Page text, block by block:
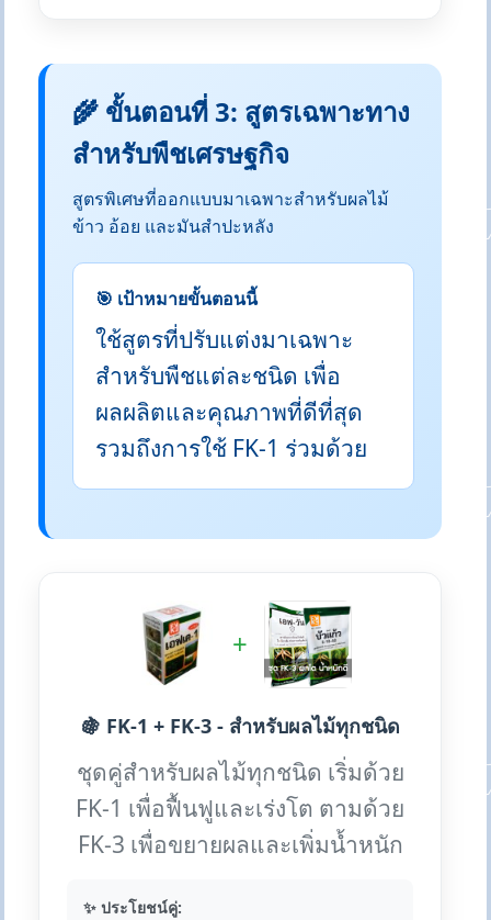
🌾 ขั้นตอนที่ 3: สูตรเฉพาะทาง
สำหรับพืชเศรษฐกิจ
สูตรพิเศษที่ออกแบบมาเฉพาะสำหรับผลไม้
ข้าว อ้อย และมันสำปะหลัง
🎯 เป้าหมายขั้นตอนนี้
ใช้สูตรที่ปรับแต่งมาเฉพาะ
สำหรับพืชแต่ละชนิด เพื่อ
ผลผลิตและคุณภาพที่ดีที่สุด
รวมถึงการใช้ FK-1 ร่วมด้วย
+
🍇 FK-1 + FK-3 - สำหรับผลไม้ทุกชนิด
ชุดคู่สำหรับผลไม้ทุกชนิด เริ่มด้วย
FK-1 เพื่อฟื้นฟูและเร่งโต ตามด้วย
FK-3 เพื่อขยายผลและเพิ่มน้ำหนัก
✨ ประโยชน์คู่: